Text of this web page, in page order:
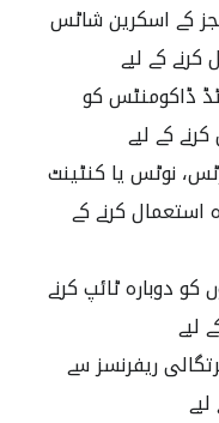
کے اسکرین شاٹس
کے لیے
ڈاکومنٹس کو
کے لیے
نوٹس یا کنٹینٹ
کرنے کے
دوبارہ ٹائپ کرنے
لیے
ریفرنسز سے